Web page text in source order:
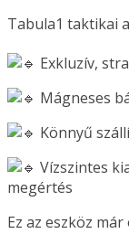
Tabula1 taktikai
Exkluzív,
Mágneses
Könnyű
Vízszintes
megértés
Ez az eszköz